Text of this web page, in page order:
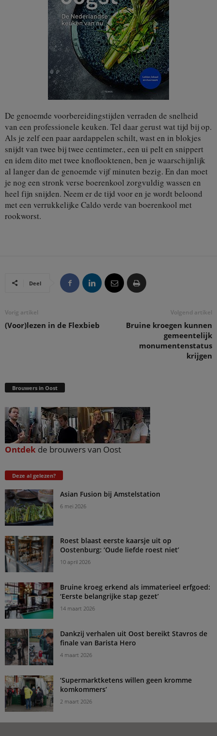
De genoemde voorbereidingstijden verraden de snelheid
van een professionele keuken. Tel daar gerust wat tijd bij op.
Als je zelf een paar aardappelen schilt, wast en in blokjes
snijdt van twee bij twee centimeter., een ui pelt en snippert
en idem dito met twee knoflooktenen, ben je waarschijnlijk
al langer dan de genoemde vijf minuten bezig. En dan moet
je nog een stronk verse boerenkool zorgvuldig wassen en
heel fijn snijden. Neem er de tijd voor en je wordt beloond
met een verrukkelijke Caldo verde van boerenkool met
rookworst.
Deel
Vorig artikel
(Voor)lezen in de Flexbieb
Volgend artikel
Bruine kroegen kunnen
gemeentelijk
monumentenstatus
krijgen
Brouwers in Oost
Ontdek de brouwers van Oost
Deze al gelezen?
Asian Fusion bij Amstelstation
6 mei 2026
Roest blaast eerste kaarsje uit op
Oostenburg: ‘Oude liefde roest niet’
10 april 2026
Bruine kroeg erkend als immaterieel erfgoed:
‘Eerste belangrijke stap gezet’
14 maart 2026
Dankzij verhalen uit Oost bereikt Stavros de
finale van Barista Hero
4 maart 2026
‘Supermarktketens willen geen kromme
komkommers’
2 maart 2026